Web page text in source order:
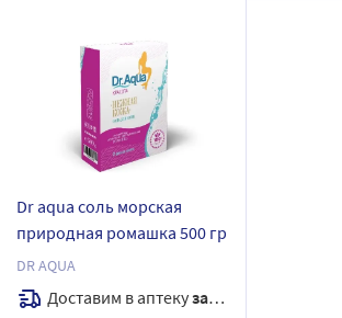
Dr aqua соль морская
природная ромашка 500 гр
DR AQUA
Доставим в аптекузавтра